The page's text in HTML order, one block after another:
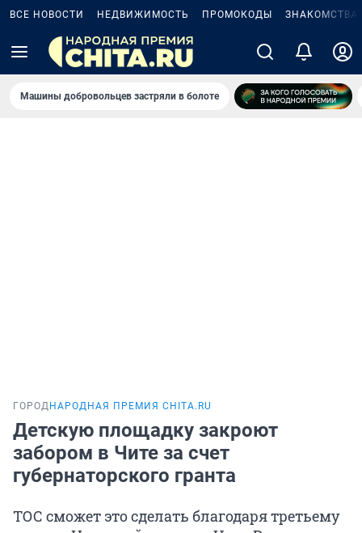
ВСЕ НОВОСТИ НЕДВИЖИМОСТЬ ПРОМОКОДЫ ЗНАКОМСТВА
Машины добровольцев застряли в болоте
ГОРОД НАРОДНАЯ ПРЕМИЯ CHITA.RU
Детскую площадку закроют
забором в Чите за счет
губернаторского гранта
ТОС сможет это сделать благодаря третьему